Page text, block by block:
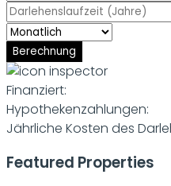
Berechnung
Finanziert:
Hypothekenzahlungen:
Jährliche Kosten des
Featured Properties